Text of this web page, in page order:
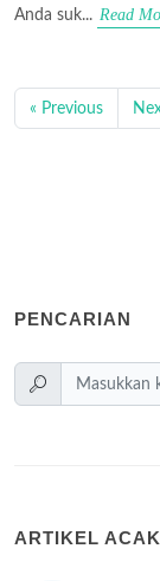
Anda suk... Read
« Previous
PENCARIAN
ARTIKEL ACAK